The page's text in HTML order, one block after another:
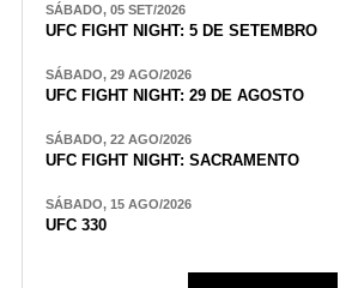
SÁBADO, 05 SET/2026
UFC FIGHT NIGHT: 5 DE SETEMBRO
SÁBADO, 29 AGO/2026
UFC FIGHT NIGHT: 29 DE AGOSTO
SÁBADO, 22 AGO/2026
UFC FIGHT NIGHT: SACRAMENTO
SÁBADO, 15 AGO/2026
UFC 330